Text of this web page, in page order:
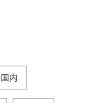
国内